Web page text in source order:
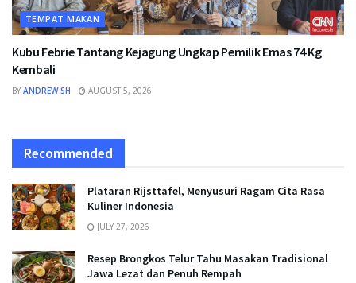
TEMPAT MAKAN
Kubu Febrie Tantang Kejagung Ungkap Pemilik Emas 74 Kg
Kembali
BY ANDREW SH AUGUST 5, 2026
Recommended
Plataran Rijsttafel, Menyusuri Ragam Cita Rasa
Kuliner Indonesia
JULY 27, 2026
Resep Brongkos Telur Tahu Masakan Tradisional
Jawa Lezat dan Penuh Rempah